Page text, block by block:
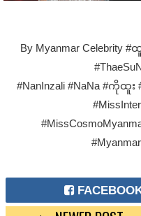
By Myanmar Celebrity
#NanInzali #NaNa #ကိုထူး